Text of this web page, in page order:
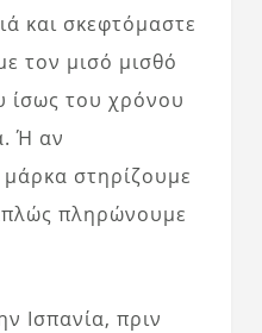
και σκεφτόμαστε
τον μισό μισθό
ίσως του χρόνου
Ή αν
στηρίζουμε
πληρώνουμε
Ισπανία, πριν